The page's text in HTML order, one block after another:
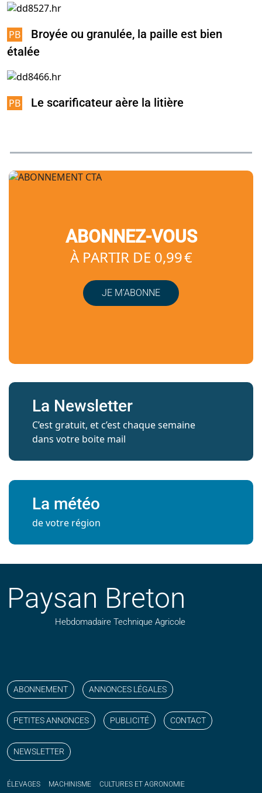
Broyée ou granulée, la paille est bien
étalée
Le scarificateur aère la litière
ABONNEZ-VOUS
À PARTIR DE 0,99 €
JE M’ABONNE
La Newsletter
C’est gratuit, et c’est chaque semaine
dans votre boite mail
La météo
de votre région
Paysan Breton
Hebdomadaire Technique Agricole
ABONNEMENT ANNONCES LÉGALES
PETITES ANNONCES PUBLICITÉ CONTACT
NEWSLETTER
ÉLEVAGES MACHINISME CULTURES ET AGRONOMIE